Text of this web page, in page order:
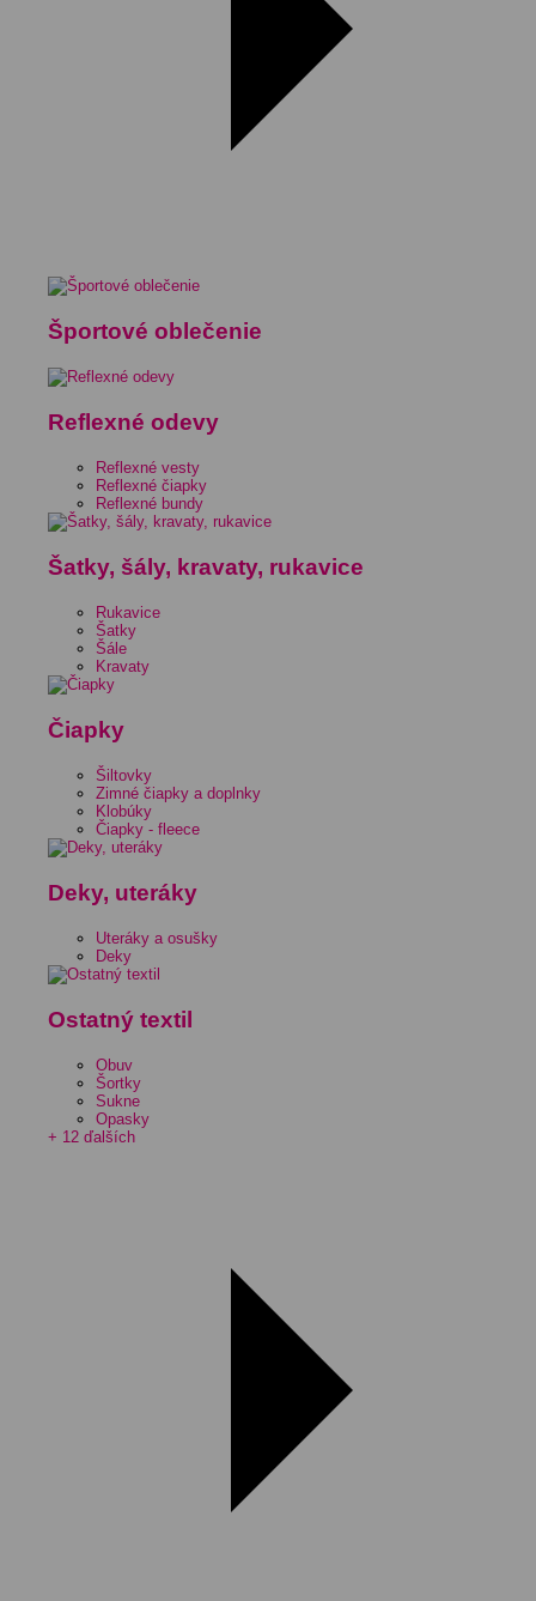
Športové oblečenie
Reflexné odevy
Reflexné vesty
Reflexné čiapky
Reflexné bundy
Šatky, šály, kravaty, rukavice
Rukavice
Šatky
Šále
Kravaty
Čiapky
Šiltovky
Zimné čiapky a doplnky
Klobúky
Čiapky - fleece
Deky, uteráky
Uteráky a osušky
Deky
Ostatný textil
Obuv
Šortky
Sukne
Opasky
+ 12 ďalších